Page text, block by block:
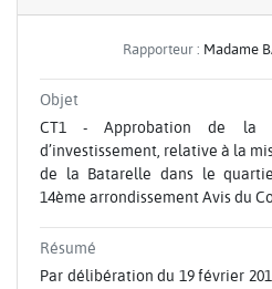
Rapporteur : Madame
Objet
CT1 - Approbation de la
d’investissement, relative à la
de la Batarelle dans le
14ème arrondissement Avis du
Résumé
Par délibération du 19 février